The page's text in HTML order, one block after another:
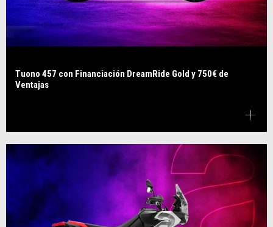
Tuono 457 con Financiación DreamRide Gold y 750€ de
Ventajas